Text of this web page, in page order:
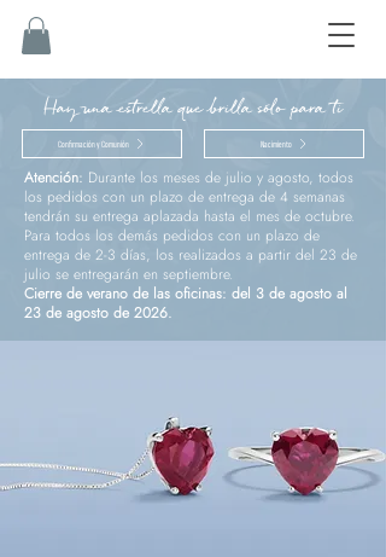
Hay una estrella que brilla sólo para ti
Confirmación y Comunión Nacimiento
Atención: Durante los meses de julio y agosto, todos
los pedidos con un plazo de entrega de 4 semanas
tendrán su entrega aplazada hasta el mes de octubre.
Para todos los demás pedidos con un plazo de
entrega de 2-3 días, los realizados a partir del 23 de
julio se entregarán en septiembre.
Cierre de verano de las oficinas: del 3 de agosto al
23 de agosto de 2026.